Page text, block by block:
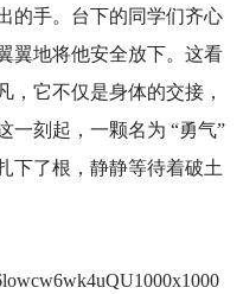
的手。台下的同学们齐心
翼地将他安全放下。这看
，它不仅是身体的交接，
一刻起，一颗名为 “勇气”
下了根，静静等待着破土